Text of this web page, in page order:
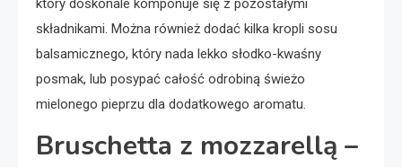
który doskonale komponuje się z pozostałymi
składnikami. Można również dodać kilka kropli sosu
balsamicznego, który nada lekko słodko-kwaśny
posmak, lub posypać całość odrobiną świeżo
mielonego pieprzu dla dodatkowego aromatu.
Bruschetta z mozzarellą –